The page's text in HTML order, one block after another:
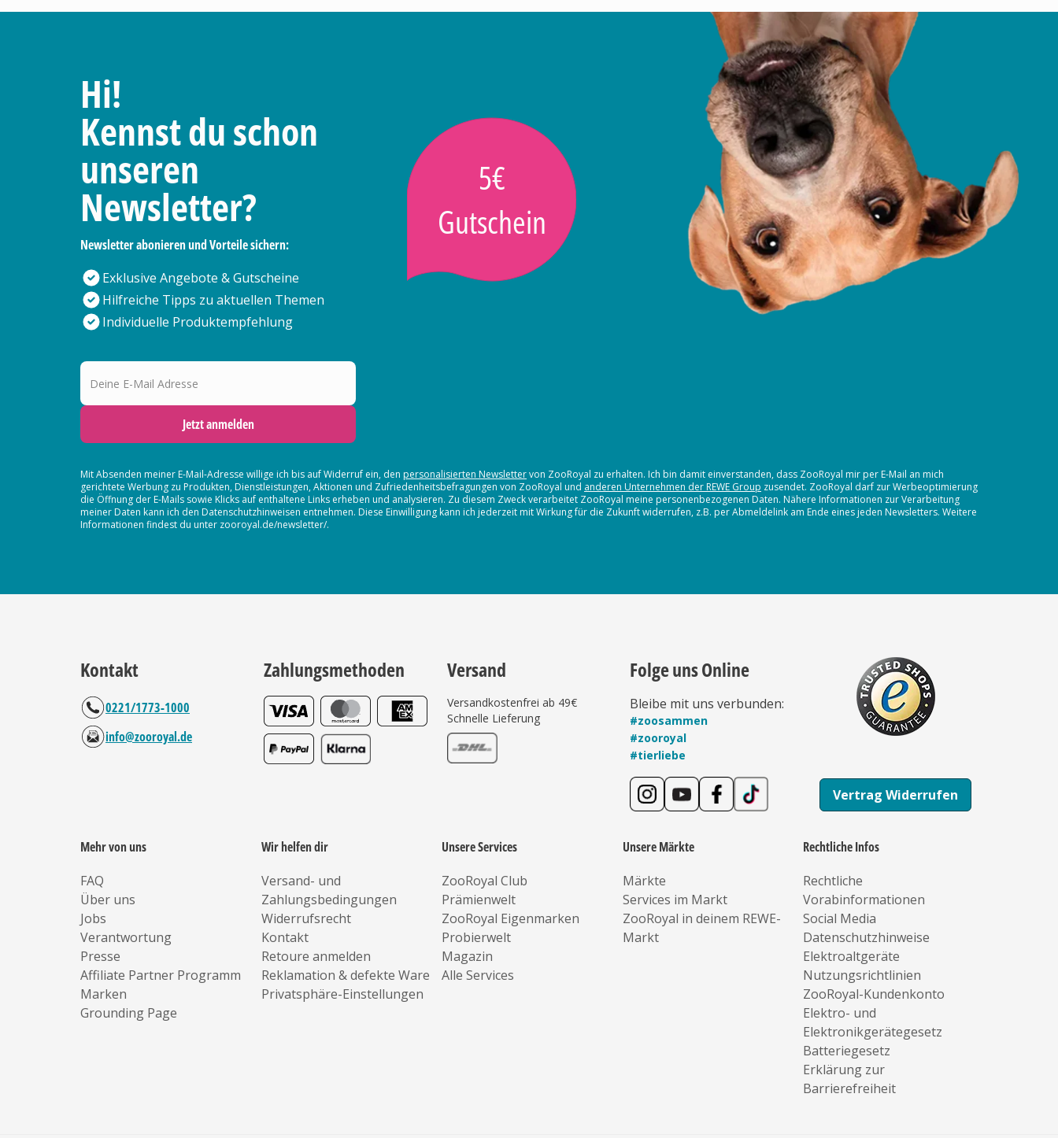
Hi!
Kennst du schon
unseren
Newsletter?
Newsletter abonieren und Vorteile sichern:
Exklusive Angebote & Gutscheine
Hilfreiche Tipps zu aktuellen Themen
Individuelle Produktempfehlung
5€
Gutschein
Deine E-Mail Adresse
Jetzt anmelden
Mit Absenden meiner E-Mail-Adresse willige ich bis auf Widerruf ein, den personalisierten Newslettervon ZooRoyal zu erhalten. Ich bin damit einverstanden, dass ZooRoyal mir per E-Mail an mich
gerichtete Werbung zu Produkten, Dienstleistungen, Aktionen und Zufriedenheitsbefragungen von ZooRoyal und anderen Unternehmen der REWE Group zusendet. ZooRoyal darf zur Werbeoptimierung
die Öffnung der E-Mails sowie Klicks auf enthaltene Links erheben und analysieren. Zu diesem Zweck verarbeitet ZooRoyal meine personenbezogenen Daten. Nähere Informationen zur Verarbeitung
meiner Daten kann ich den Datenschutzhinweisen entnehmen. Diese Einwilligung kann ich jederzeit mit Wirkung für die Zukunft widerrufen, z.B. per Abmeldelink am Ende eines jeden Newsletters. Weitere
Informationen findest du unter zooroyal.de/newsletter/.
Kontakt
0221/1773-1000
info@zooroyal.de
Zahlungsmethoden Versand
Versandkostenfrei ab 49€
Schnelle Lieferung
Folge uns Online
Bleibe mit uns verbunden:
#zoosammen
#zooroyal
#tierliebe
Vertrag Widerrufen
Mehr von uns
FAQ
Über uns
Jobs
Verantwortung
Presse
Affiliate Partner Programm
Marken
Grounding Page
Wir helfen dir
Versand- und
Zahlungsbedingungen
Widerrufsrecht
Kontakt
Retoure anmelden
Reklamation & defekte Ware
Privatsphäre-Einstellungen
Unsere Services
ZooRoyal Club
Prämienwelt
ZooRoyal Eigenmarken
Probierwelt
Magazin
Alle Services
Unsere Märkte
Märkte
Services im Markt
ZooRoyal in deinem REWE-
Markt
Rechtliche Infos
Rechtliche
Vorabinformationen
Social Media
Datenschutzhinweise
Elektroaltgeräte
Nutzungsrichtlinien
ZooRoyal-Kundenkonto
Elektro- und
Elektronikgerätegesetz
Batteriegesetz
Erklärung zur
Barrierefreiheit